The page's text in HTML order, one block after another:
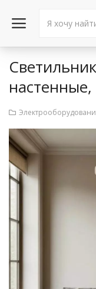
Войти в аккаунт
Акции
Новости
Статьи
Город: Колумбус